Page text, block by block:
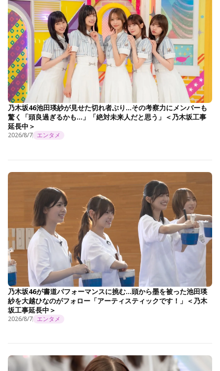
乃木坂46池田瑛紗が見せた切れ者ぶり…その考察力にメンバーも
驚く「頭良過ぎるかも…」「絶対未来人だと思う」＜乃木坂工事
延長中＞
2026/8/7 エンタメ
乃木坂46が書道パフォーマンスに挑む…頭から墨を被った池田瑛
紗を大越ひなのがフォロー「アーティスティックです！」＜乃木
坂工事延長中＞
2026/8/7 エンタメ